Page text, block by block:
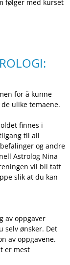
følger med kurset
for å kunne
ulike temaene.
finnes i
til all
og andre
Astrolog Nina
vil bli tatt
slik at du kan
av oppgaver
selv ønsker. Det
av oppgavene.
er mest